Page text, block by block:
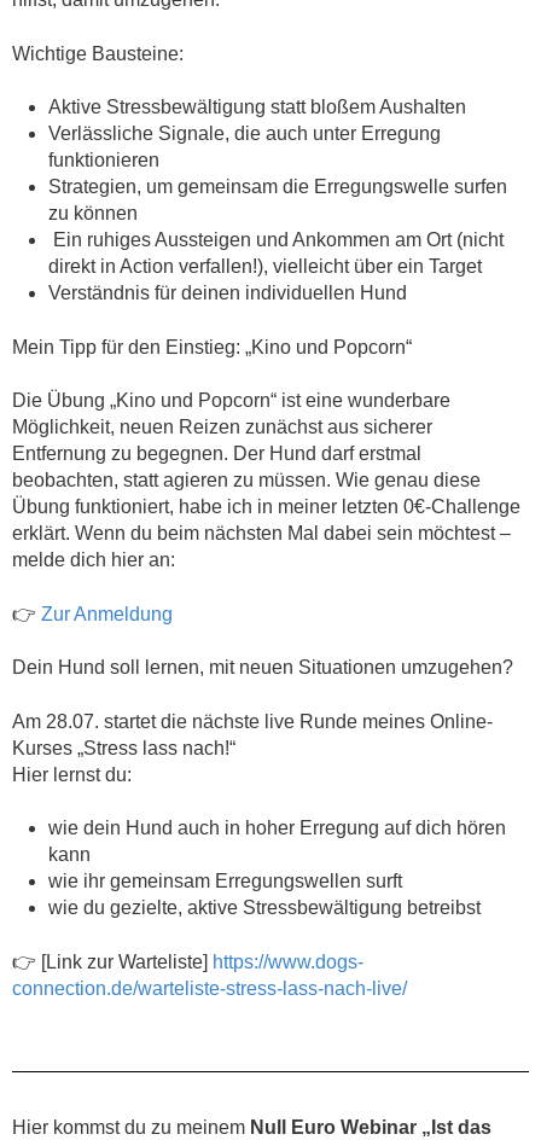
Wichtige Bausteine:
Aktive Stressbewältigung statt bloßem Aushalten
Verlässliche Signale, die auch unter Erregung
funktionieren
Strategien, um gemeinsam die Erregungswelle surfen
zu können
Ein ruhiges Aussteigen und Ankommen am Ort (nicht
direkt in Action verfallen!), vielleicht über ein Target
Verständnis für deinen individuellen Hund
Mein Tipp für den Einstieg: „Kino und Popcorn“
Die Übung „Kino und Popcorn“ ist eine wunderbare
Möglichkeit, neuen Reizen zunächst aus sicherer
Entfernung zu begegnen. Der Hund darf erstmal
beobachten, statt agieren zu müssen. Wie genau diese
Übung funktioniert, habe ich in meiner letzten 0€-Challenge
erklärt. Wenn du beim nächsten Mal dabei sein möchtest –
melde dich hier an:
👉 Zur Anmeldung
Dein Hund soll lernen, mit neuen Situationen umzugehen?
Am 28.07. startet die nächste live Runde meines Online-
Kurses „Stress lass nach!“
Hier lernst du:
wie dein Hund auch in hoher Erregung auf dich hören
kann
wie ihr gemeinsam Erregungswellen surft
wie du gezielte, aktive Stressbewältigung betreibst
👉 [Link zur Warteliste] https://www.dogs-
connection.de/warteliste-stress-lass-nach-live/
Hier kommst du zu meinem Null Euro Webinar „Ist das